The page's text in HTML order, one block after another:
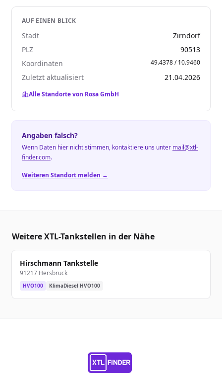
AUF EINEN BLICK
Stadt
Zirndorf
PLZ
90513
Koordinaten
49.4378 / 10.9460
Zuletzt aktualisiert 21.04.2026
Alle Standorte von Rosa GmbH
Angaben falsch?
Wenn Daten hier nicht stimmen, kontaktiere uns unter mail@xtl-
finder.com.
Weiteren Standort melden →
Weitere XTL-Tankstellen in der Nähe
Hirschmann Tankstelle
91217 Hersbruck
HVO100 KlimaDiesel HVO100